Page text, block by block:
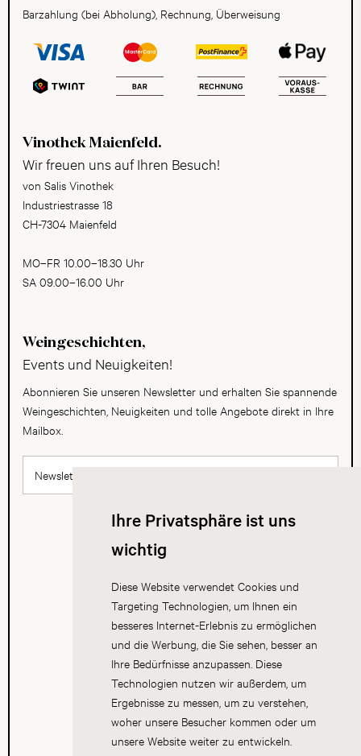
Ihre Privatsphäre ist uns
wichtig
Diese Website verwendet Cookies und
Targeting Technologien, um Ihnen ein
besseres Internet-Erlebnis zu ermöglichen
und die Werbung, die Sie sehen, besser an
Ihre Bedürfnisse anzupassen. Diese
Technologien nutzen wir außerdem, um
Ergebnisse zu messen, um zu verstehen,
woher unsere Besucher kommen oder um
unsere Website weiter zu entwickeln.
Barzahlung (bei Abholung), Rechnung, Überweisung
Vinothek Maienfeld.
Wir freuen uns auf Ihren Besuch!
von Salis Vinothek
Industriestrasse 18
CH-7304 Maienfeld
MO–FR 10.00–18.30 Uhr
SA 09.00–16.00 Uhr
Weingeschichten,
Events und Neuigkeiten!
Abonnieren Sie unseren Newsletter und erhalten Sie spannende
Weingeschichten, Neuigkeiten und tolle Angebote direkt in Ihre
Mailbox.
Newsletter abonnieren